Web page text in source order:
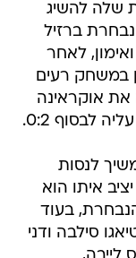
שלה להשיג
הנכספים ליורו 2012, נבחרת ברזיל
לאחר
במשחק רעים
אוקראינה
לבסוף 0:2.
לנסות
איתו הוא
בעוד
סילבה ודני